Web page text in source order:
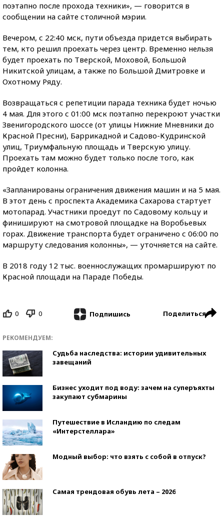
поэтапно после прохода техники», — говорится в
сообщении на сайте столичной мэрии.
Вечером, с 22:40 мск, пути объезда придется выбирать
тем, кто решил проехать через центр. Временно нельзя
будет проехать по Тверской, Моховой, Большой
Никитской улицам, а также по Большой Дмитровке и
Охотному Ряду.
Возвращаться с репетиции парада техника будет ночью
4 мая. Для этого с 01:00 мск поэтапно перекроют участки
Звенигородского шоссе (от улицы Нижние Мневники до
Красной Пресни), Баррикадной и Садово-Кудринской
улиц, Триумфальную площадь и Тверскую улицу.
Проехать там можно будет только после того, как
пройдет колонна.
«Запланированы ограничения движения машин и на 5 мая.
В этот день с проспекта Академика Сахарова стартует
мотопарад. Участники проедут по Садовому кольцу и
финишируют на смотровой площадке на Воробьевых
горах. Движение транспорта будет ограничено с 06:00 по
маршруту следования колонны», — уточняется на сайте.
В 2018 году 12 тыс. военнослужащих промаршируют по
Красной площади на Параде Победы.
0 0 Подпишись Поделиться
РЕКОМЕНДУЕМ:
Судьба наследства: истории удивительных
завещаний
Бизнес уходит под воду: зачем на суперъяхты
закупают субмарины
Путешествие в Исландию по следам
«Интерстеллара»
Модный выбор: что взять с собой в отпуск?
Самая трендовая обувь лета – 2026